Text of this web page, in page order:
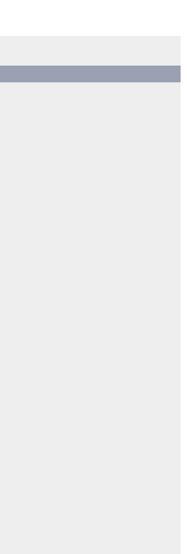
车，HMI，人车交互，智能车